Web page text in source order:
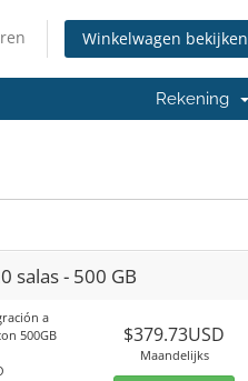
Winkelwagen bekijken
Rekening
salas - 500 GB
a
500GB
$379.73USD
Maandelijks